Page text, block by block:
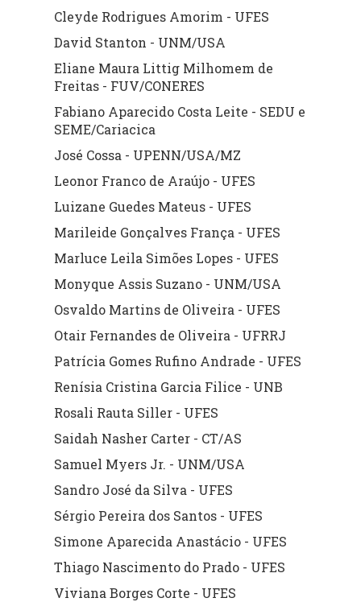
Cleyde Rodrigues Amorim - UFES
David Stanton - UNM/USA
Eliane Maura Littig Milhomem de
Freitas - FUV/CONERES
Fabiano Aparecido Costa Leite - SEDU e
SEME/Cariacica
José Cossa - UPENN/USA/MZ
Leonor Franco de Araújo - UFES
Luizane Guedes Mateus - UFES
Marileide Gonçalves França - UFES
Marluce Leila Simões Lopes - UFES
Monyque Assis Suzano - UNM/USA
Osvaldo Martins de Oliveira - UFES
Otair Fernandes de Oliveira - UFRRJ
Patrícia Gomes Rufino Andrade - UFES
Renísia Cristina Garcia Filice - UNB
Rosali Rauta Siller - UFES
Saidah Nasher Carter - CT/AS
Samuel Myers Jr. - UNM/USA
Sandro José da Silva - UFES
Sérgio Pereira dos Santos - UFES
Simone Aparecida Anastácio - UFES
Thiago Nascimento do Prado - UFES
Viviana Borges Corte - UFES